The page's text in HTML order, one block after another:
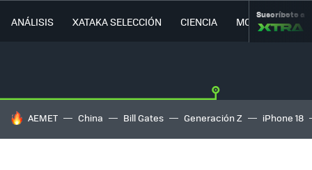
ANÁLISIS XATAKA SELECCIÓN CIENCIA MOVILIDAD
Suscríbete a
HOY SE HABLA DE
AEMET China Bill Gates Generación Z iPhone 18